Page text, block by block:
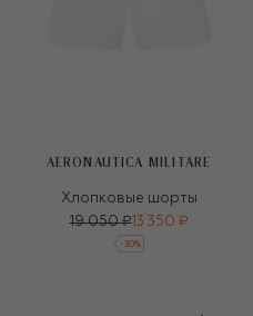
AERONAUTICA MILITARE
Хлопковые шорты
19 050 ₽13 350 ₽
-30%